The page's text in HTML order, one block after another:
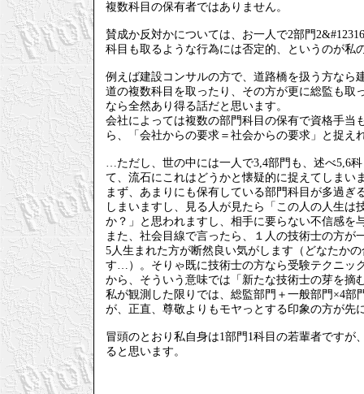
複数科目の保有者ではありません。
賛成か反対かについては、お一人で2部門
科目も取るような行為には否定的、というのが私
例えば建設コンサルの方で、道路橋を扱う方なら
道の複数科目を取ったり、その方が更に総監も
なら全然あり得る話だと思います。
会社によっては複数の部門科目の保有で資格手当
ら、「会社からの要求＝社会からの要求」と捉え
…ただし、世の中には一人で3,4部門も、述べ5,6
て、流石にこれはどうかと懐疑的に捉えてしまい
まず、あまりにも保有している部門科目が多過
しまいますし、見る人が見たら「この人の人生
か？」と思われますし、相手に要らない不信感を
また、社会目線で言ったら、１人の技術士の方が
5人生まれた方が断然良い気がします（どなたか
す…）。そりゃ既に技術士の方なら受験テクニッ
から、そういう意味では「新たな技術士の芽を摘
私が観測した限りでは、総監部門＋一般部門×4
が、正直、尊敬よりもモヤっとする印象の方が先
冒頭のとおり私自身は1部門1科目の若輩者です
ると思います。